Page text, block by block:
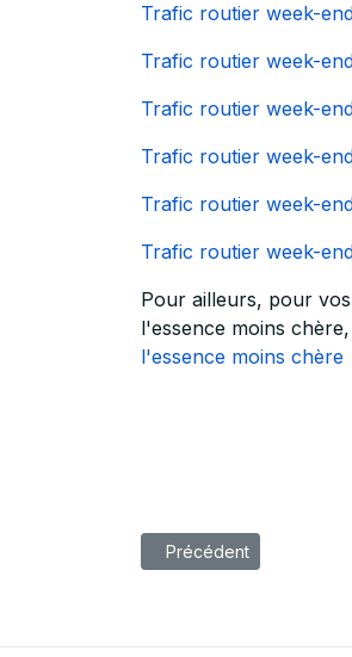
Trafic routier week-
Trafic routier week-
Trafic routier week-
Trafic routier week-
Trafic routier week-
Trafic routier week-
Pour ailleurs, pour
l'essence moins
l'essence moins chère
Article précédent :
Précédent